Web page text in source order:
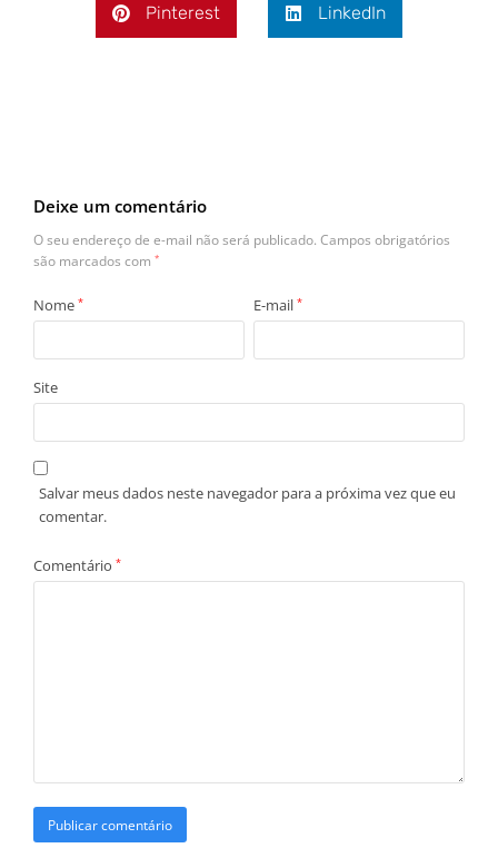
Pinterest LinkedIn
Deixe um comentário
O seu endereço de e-mail não será publicado. Campos obrigatórios
são marcados com *
Nome * E-mail *
Site
Salvar meus dados neste navegador para a próxima vez que eu
comentar.
Comentário *